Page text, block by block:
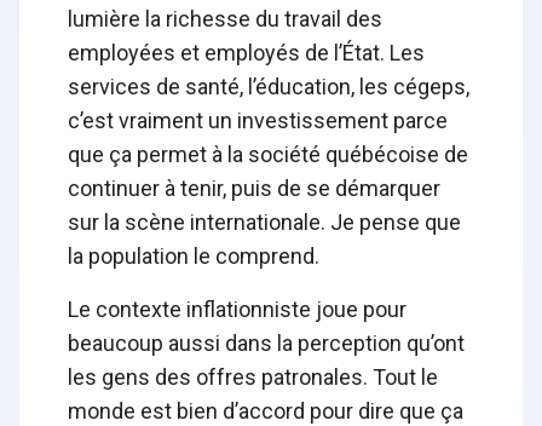
lumière la richesse du travail des
employées et employés de l’État. Les
services de santé, l’éducation, les cégeps,
c’est vraiment un investissement parce
que ça permet à la société québécoise de
continuer à tenir, puis de se démarquer
sur la scène internationale. Je pense que
la population le comprend.
Le contexte inflationniste joue pour
beaucoup aussi dans la perception qu’ont
les gens des offres patronales. Tout le
monde est bien d’accord pour dire que ça